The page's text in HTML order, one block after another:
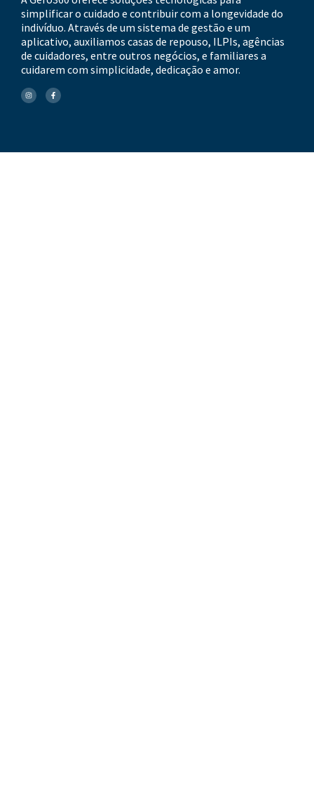
simplificar o cuidado e contribuir com a longevidade do
indivíduo. Através de um sistema de gestão e um
aplicativo, auxiliamos casas de repouso, ILPIs, agências
de cuidadores, entre outros negócios, e familiares a
cuidarem com simplicidade, dedicação e amor.